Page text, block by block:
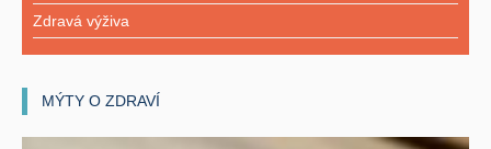
Zdravá výživa
MÝTY O ZDRAVÍ